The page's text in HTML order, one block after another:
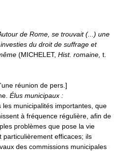
de Rome, se trouvait (...) une
du droit de suffrage et
(MICHELET, Hist. romaine, t.
réunion de pers.]
Élus municipaux :
municipalités importantes, que
à fréquence régulière, afin de
problèmes que pose la vie
particulièrement efficaces; ils
des commissions municipales